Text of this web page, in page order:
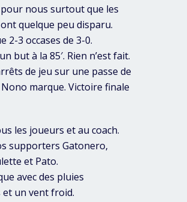
nous surtout que les
quelque peu disparu.
2-3 occases de 3-0.
but à la 85′. Rien n’est fait.
de jeu sur une passe de
marque. Victoire finale
les joueurs et au coach.
supporters Gatonero,
et Pato.
avec des pluies
un vent froid.